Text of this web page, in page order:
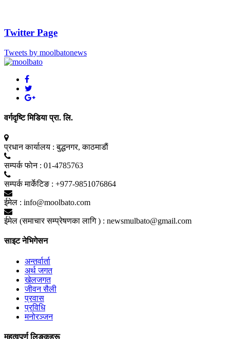
Twitter Page
Tweets by moolbatonews
वर्गदृष्टि मिडिया प्रा. लि.
प्रधान कार्यालय : बुद्धनगर, काठमाडाैं
सम्पर्क फाेन : 01-4785763
सम्पर्क मार्केटिङ : +977-9851076864
ईमेल : info@moolbato.com
ईमेल (समाचार सम्प्रेषणका लागि ) : newsmulbato@gmail.com
साइट नेभिगेसन
अन्तर्वार्ता
अर्थ जगत
खेलजगत
जीवन सैली
प्रवास
प्रविधि
मनोरञ्जन
महत्वपूर्ण लिङ्कहरू